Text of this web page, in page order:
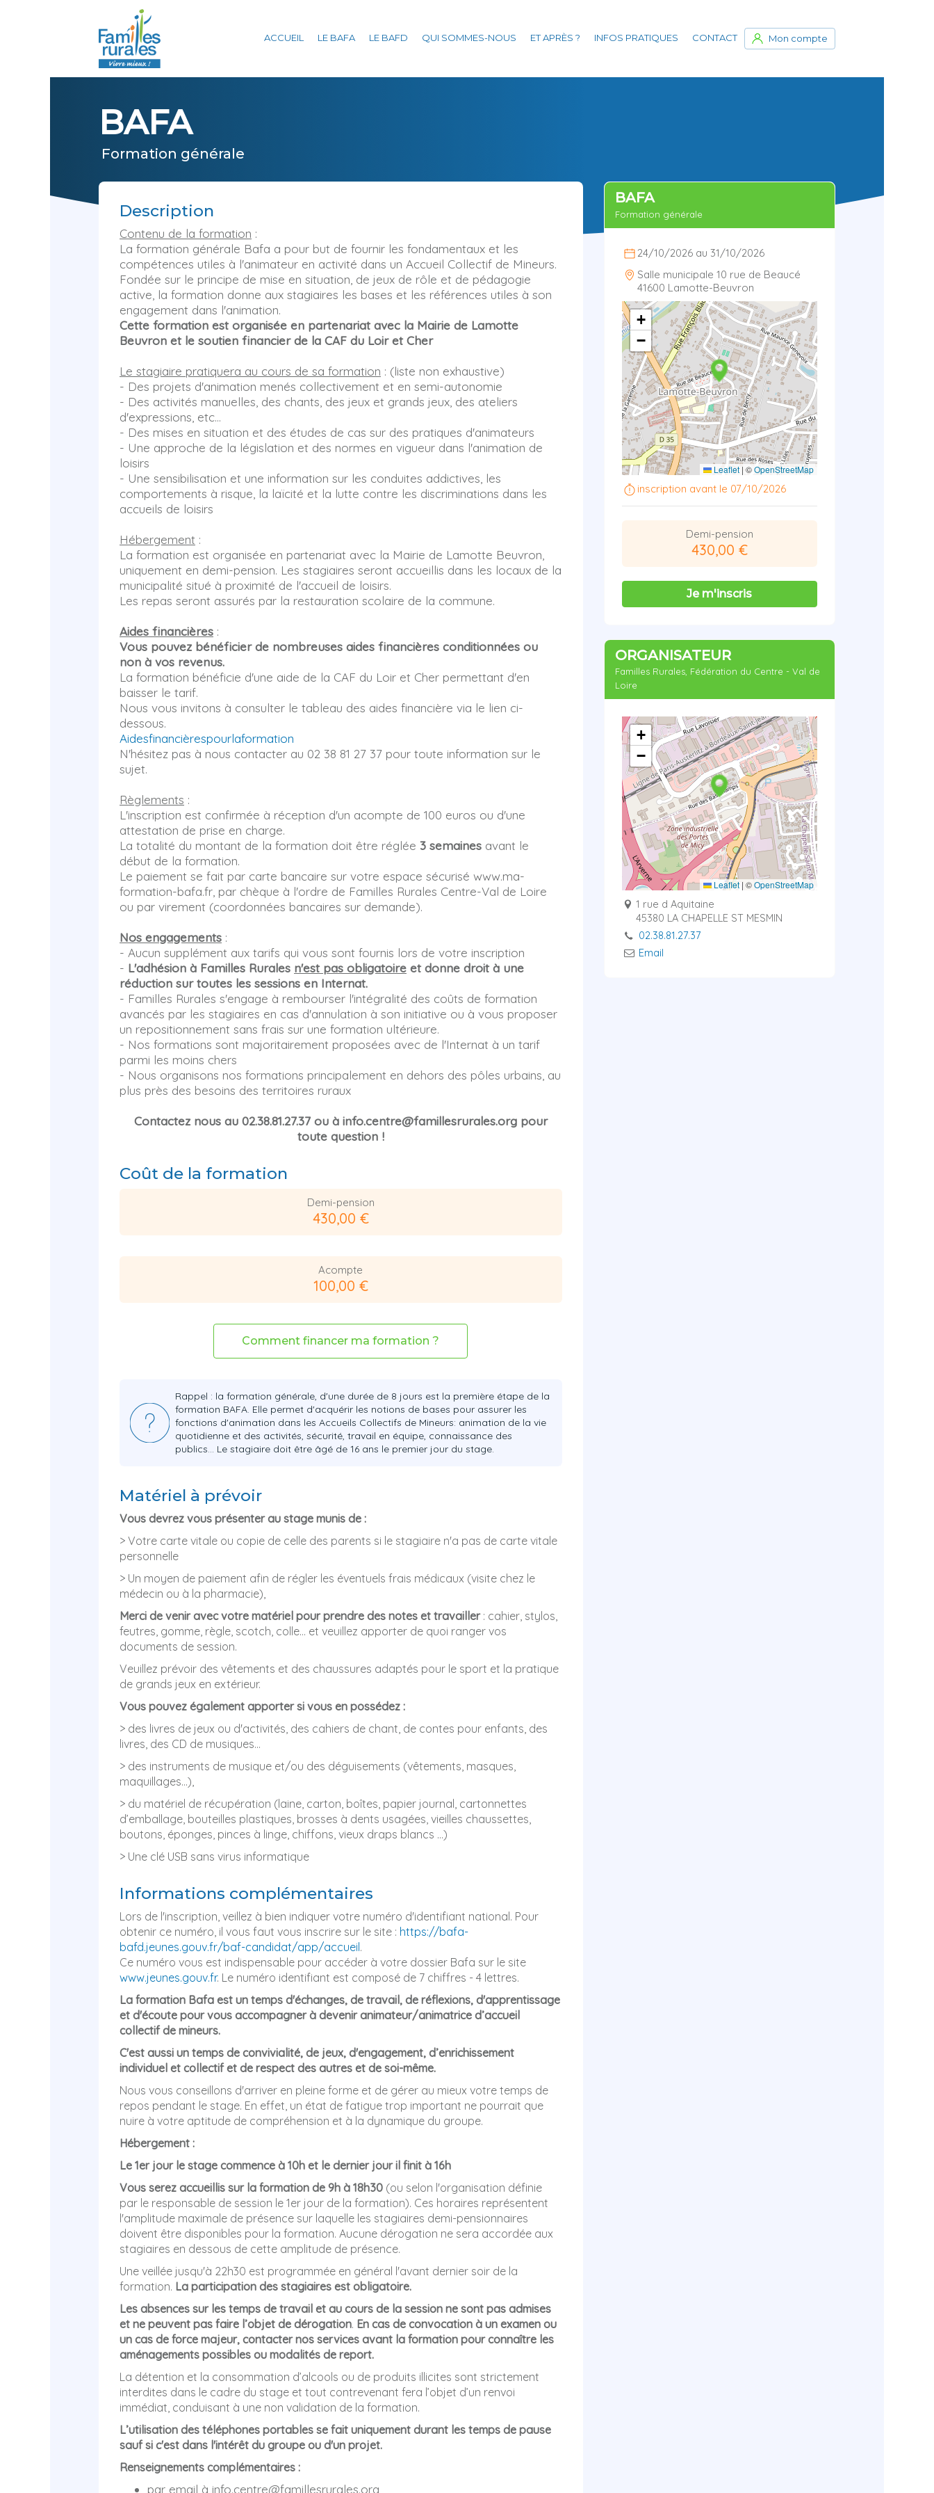
contenu
ACCUEIL LE BAFA LE BAFD QUI SOMMES-NOUS ET APRÈS ? INFOS PRATIQUES CONTACT Mon compte
BAFA
Formation générale
Description
Contenu de la formation :
La formation générale Bafa a pour but de fournir les fondamentaux et les
compétences utiles à l'animateur en activité dans un Accueil Collectif de Mineurs.
Fondée sur le principe de mise en situation, de jeux de rôle et de pédagogie
active, la formation donne aux stagiaires les bases et les références utiles à son
engagement dans l'animation.
Cette formation est organisée en partenariat avec la Mairie de Lamotte
Beuvron et le soutien financier de la CAF du Loir et Cher
Le stagiaire pratiquera au cours de sa formation : (liste non exhaustive)
- Des projets d'animation menés collectivement et en semi-autonomie
- Des activités manuelles, des chants, des jeux et grands jeux, des ateliers
d'expressions, etc...
- Des mises en situation et des études de cas sur des pratiques d'animateurs
- Une approche de la législation et des normes en vigueur dans l'animation de
loisirs
- Une sensibilisation et une information sur les conduites addictives, les
comportements à risque, la laïcité et la lutte contre les discriminations dans les
accueils de loisirs
Hébergement :
La formation est organisée en partenariat avec la Mairie de Lamotte Beuvron,
uniquement en demi-pension. Les stagiaires seront accueillis dans les locaux de la
municipalité situé à proximité de l'accueil de loisirs.
Les repas seront assurés par la restauration scolaire de la commune.
Aides financières :
Vous pouvez bénéficier de nombreuses aides financières conditionnées ou
non à vos revenus.
La formation bénéficie d'une aide de la CAF du Loir et Cher permettant d'en
baisser le tarif.
Nous vous invitons à consulter le tableau des aides financière via le lien ci-
dessous.
Aidesfinancièrespourlaformation
N'hésitez pas à nous contacter au 02 38 81 27 37 pour toute information sur le
sujet.
Règlements :
L'inscription est confirmée à réception d'un acompte de 100 euros ou d'une
attestation de prise en charge.
La totalité du montant de la formation doit être réglée 3 semaines avant le
début de la formation.
Le paiement se fait par carte bancaire sur votre espace sécurisé www.ma-
formation-bafa.fr, par chèque à l'ordre de Familles Rurales Centre-Val de Loire
ou par virement (coordonnées bancaires sur demande).
Nos engagements :
- Aucun supplément aux tarifs qui vous sont fournis lors de votre inscription
- L'adhésion à Familles Rurales n'est pas obligatoire et donne droit à une
réduction sur toutes les sessions en Internat.
- Familles Rurales s'engage à rembourser l'intégralité des coûts de formation
avancés par les stagiaires en cas d'annulation à son initiative ou à vous proposer
un repositionnement sans frais sur une formation ultérieure.
- Nos formations sont majoritairement proposées avec de l'Internat à un tarif
parmi les moins chers
- Nous organisons nos formations principalement en dehors des pôles urbains, au
plus près des besoins des territoires ruraux
Contactez nous au 02.38.81.27.37 ou à info.centre@famillesrurales.org pour
toute question !
Coût de la formation
Demi-pension
430,00 €
Acompte
100,00 €
Comment financer ma formation ?
Rappel : la formation générale, d'une durée de 8 jours est la première étape de la
formation BAFA. Elle permet d'acquérir les notions de bases pour assurer les
fonctions d'animation dans les Accueils Collectifs de Mineurs: animation de la vie
quotidienne et des activités, sécurité, travail en équipe, connaissance des
publics… Le stagiaire doit être âgé de 16 ans le premier jour du stage.
Matériel à prévoir
Vous devrez vous présenter au stage munis de :
> Votre carte vitale ou copie de celle des parents si le stagiaire n'a pas de carte vitale
personnelle
> Un moyen de paiement afin de régler les éventuels frais médicaux (visite chez le
médecin ou à la pharmacie),
Merci de venir avec votre matériel pour prendre des notes et travailler: cahier, stylos,
feutres, gomme, règle, scotch, colle… et veuillez apporter de quoi ranger vos
documents de session.
Veuillez prévoir des vêtements et des chaussures adaptés pour le sport et la pratique
de grands jeux en extérieur.
Vous pouvez également apporter si vous en possédez :
> des livres de jeux ou d'activités, des cahiers de chant, de contes pour enfants, des
livres, des CD de musiques…
> des instruments de musique et/ou des déguisements (vêtements, masques,
maquillages...),
> du matériel de récupération (laine, carton, boîtes, papier journal, cartonnettes
d’emballage, bouteilles plastiques, brosses à dents usagées, vieilles chaussettes,
boutons, éponges, pinces à linge, chiffons, vieux draps blancs …)
> Une clé USB sans virus informatique
Informations complémentaires
Lors de l'inscription, veillez à bien indiquer votre numéro d'identifiant national. Pour
obtenir ce numéro, il vous faut vous inscrire sur le site : https://bafa-
bafd.jeunes.gouv.fr/baf-candidat/app/accueil.
Ce numéro vous est indispensable pour accéder à votre dossier Bafa sur le site
www.jeunes.gouv.fr. Le numéro identifiant est composé de 7 chiffres - 4 lettres.
La formation Bafa est un temps d'échanges, de travail, de réflexions, d'apprentissage
et d'écoute pour vous accompagner à devenir animateur/animatrice d’accueil
collectif de mineurs.
C'est aussi un temps de convivialité, de jeux, d'engagement, d’enrichissement
individuel et collectif et de respect des autres et de soi-même.
Nous vous conseillons d'arriver en pleine forme et de gérer au mieux votre temps de
repos pendant le stage. En effet, un état de fatigue trop important ne pourrait que
nuire à votre aptitude de compréhension et à la dynamique du groupe.
Hébergement :
Le 1er jour le stage commence à 10h et le dernier jour il finit à 16h
Vous serez accueillis sur la formation de 9h à 18h30 (ou selon l'organisation définie
par le responsable de session le 1er jour de la formation). Ces horaires représentent
l'amplitude maximale de présence sur laquelle les stagiaires demi-pensionnaires
doivent être disponibles pour la formation. Aucune dérogation ne sera accordée aux
stagiaires en dessous de cette amplitude de présence.
Une veillée jusqu'à 22h30 est programmée en général l'avant dernier soir de la
formation. La participation des stagiaires est obligatoire.
Les absences sur les temps de travail et au cours de la session ne sont pas admises
et ne peuvent pas faire l’objet de dérogation. En cas de convocation à un examen ou
un cas de force majeur, contacter nos services avant la formation pour connaître les
aménagements possibles ou modalités de report.
La détention et la consommation d’alcools ou de produits illicites sont strictement
interdites dans le cadre du stage et tout contrevenant fera l’objet d’un renvoi
immédiat, conduisant à une non validation de la formation.
L’utilisation des téléphones portables se fait uniquement durant les temps de pause
sauf si c'est dans l'intérêt du groupe ou d'un projet.
Renseignements complémentaires :
par email à info.centre@famillesrurales.org
BAFA
Formation générale
24/10/2026 au 31/10/2026
Salle municipale 10 rue de Beaucé
41600 Lamotte-Beuvron
+
−
Leaflet | ©OpenStreetMap
inscription avant le 07/10/2026
Demi-pension
430,00 €
Je m'inscris
ORGANISATEUR
Familles Rurales, Fédération du Centre - Val de
Loire
+
−
Leaflet | ©OpenStreetMap
1 rue d Aquitaine
45380 LA CHAPELLE ST MESMIN
02.38.81.27.37
Email
Panneau de gestion des cookies